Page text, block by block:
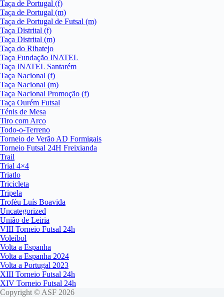
Taça de Portugal (f)
Taça de Portugal (m)
Taça de Portugal de Futsal (m)
Taça Distrital (f)
Taça Distrital (m)
Taça do Ribatejo
Taça Fundação INATEL
Taça INATEL Santarém
Taça Nacional (f)
Taça Nacional (m)
Taça Nacional Promoção (f)
Taça Ourém Futsal
Ténis de Mesa
Tiro com Arco
Todo-o-Terreno
Torneio de Verão AD Formigais
Torneio Futsal 24H Freixianda
Trail
Trial 4×4
Triatlo
Tricicleta
Tripela
Troféu Luís Boavida
Uncategorized
União de Leiria
VIII Torneio Futsal 24h
Voleibol
Volta a Espanha
Volta a Espanha 2024
Volta a Portugal 2023
XIII Torneio Futsal 24h
XIV Torneio Futsal 24h
Copyright © ASF 2026